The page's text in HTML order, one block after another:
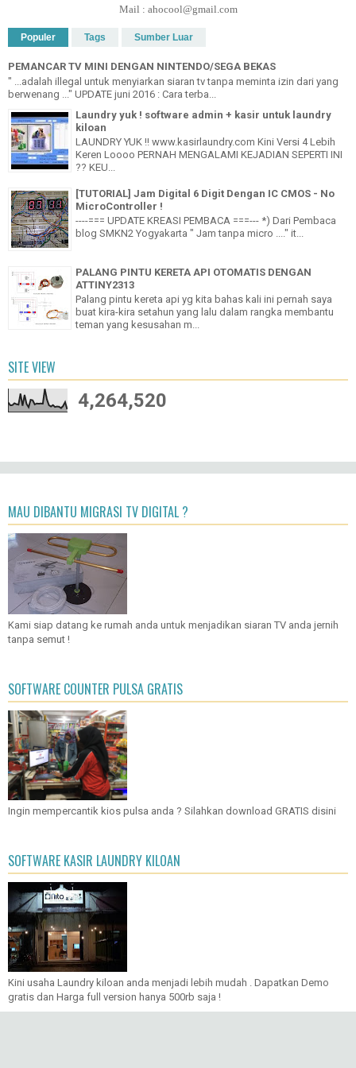
Mail : ahocool@gmail.com
Populer Tags Sumber Luar
PEMANCAR TV MINI DENGAN NINTENDO/SEGA BEKAS
" ...adalah illegal untuk menyiarkan siaran tv tanpa meminta izin dari yang
berwenang ..." UPDATE juni 2016 : Cara terba...
Laundry yuk ! software admin + kasir untuk laundry
kiloan
LAUNDRY YUK !! www.kasirlaundry.com Kini Versi 4 Lebih
Keren Loooo PERNAH MENGALAMI KEJADIAN SEPERTI INI
?? KEU...
[TUTORIAL] Jam Digital 6 Digit Dengan IC CMOS - No
MicroController !
----=== UPDATE KREASI PEMBACA ===--- *) Dari Pembaca
blog SMKN2 Yogyakarta " Jam tanpa micro ...." it...
PALANG PINTU KERETA API OTOMATIS DENGAN
ATTINY2313
Palang pintu kereta api yg kita bahas kali ini pernah saya
buat kira-kira setahun yang lalu dalam rangka membantu
teman yang kesusahan m...
SITE VIEW
4,264,520
MAU DIBANTU MIGRASI TV DIGITAL ?
Kami siap datang ke rumah anda untuk menjadikan siaran TV anda jernih
tanpa semut !
SOFTWARE COUNTER PULSA GRATIS
Ingin mempercantik kios pulsa anda ? Silahkan download GRATIS disini
SOFTWARE KASIR LAUNDRY KILOAN
Kini usaha Laundry kiloan anda menjadi lebih mudah . Dapatkan Demo
gratis dan Harga full version hanya 500rb saja !